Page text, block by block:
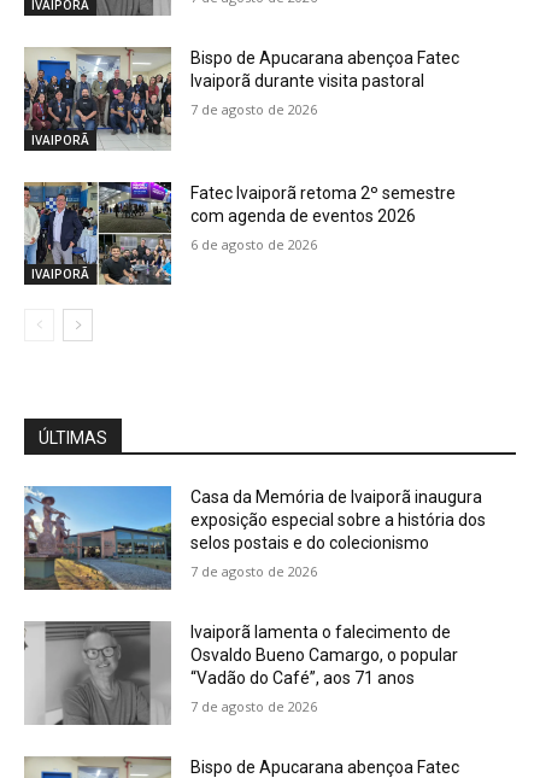
IVAIPORÃ
IVAIPORÃ
Bispo de Apucarana abençoa Fatec
Ivaiporã durante visita pastoral
7 de agosto de 2026
IVAIPORÃ
Fatec Ivaiporã retoma 2º semestre
com agenda de eventos 2026
6 de agosto de 2026
ÚLTIMAS
Casa da Memória de Ivaiporã inaugura
exposição especial sobre a história dos
selos postais e do colecionismo
7 de agosto de 2026
Ivaiporã lamenta o falecimento de
Osvaldo Bueno Camargo, o popular
“Vadão do Café”, aos 71 anos
7 de agosto de 2026
Bispo de Apucarana abençoa Fatec